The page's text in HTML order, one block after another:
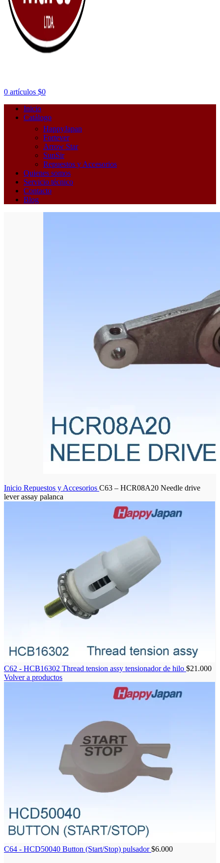
0 artículos $0
Inicio
Catálogo
HappyJapan
Fortever
Arrow Star
SunSir
Repuestos y Accesorios
Quienes somos
Servicio técnico
Contacto
Blog
Inicio Repuestos y Accesorios C63 – HCR08A20 Needle drive
lever assay palanca
C62 - HCB16302 Thread tension assy tensionador de hilo $21.000
Volver a productos
C64 - HCD50040 Button (Start/Stop) pulsador$6.000